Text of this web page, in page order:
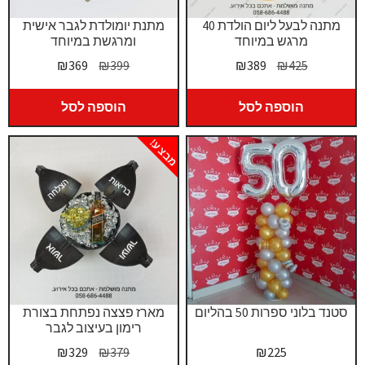
מתנת יומולדת לגבר אישית
ומרגשת במיוחד
₪399
המחיר
המקורי
היה:
₪399.
₪369
המחיר
הנוכחי
₪369.
הוספה לסל
מתנה לבעל ליום הולדת 40
מרגש במיוחד
₪425
המחיר
המקורי
היה:
₪425.
₪389
הנוכחי
₪389.
הוספה לסל
מארז פצצה נפתחת בצורת
רימון בעיצוב לגבר
מבצע!
₪379
המחיר
₪329
המחיר
סטנד בלוני ספרות 50 בהליום
₪225